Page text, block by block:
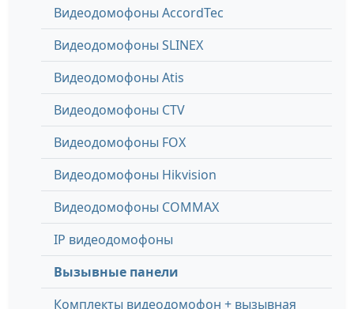
Видеодомофоны AccordTec
Видеодомофоны SLINEX
Видеодомофоны Atis
Видеодомофоны CTV
Видеодомофоны FOX
Видеодомофоны Hikvision
Видеодомофоны COMMAX
IP видеодомофоны
Вызывные панели
Комплекты видеодомофон + вызывная